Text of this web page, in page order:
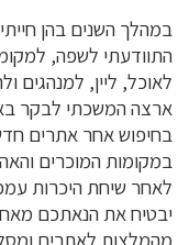
במהלך השנים בהן
התוודעתי לשפה,
לאוכל, ליין, למנהגים
ארצה המשכתי לבקר
בחיפוש אחר אתרים
במקומות המוכרים
לאחר שיחת היכרות
יבטיח את הנאתכם
מהמלצות לאתרים